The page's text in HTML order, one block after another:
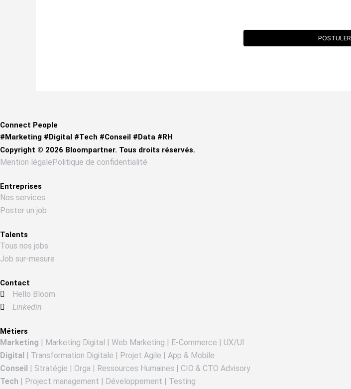
POSTULER
Connect People
#Marketing #Digital #Tech #Conseil #Data #RH
Copyright © 2026 Bloompartner. Tous droits réservés.
Mention légalePolitique de confidentialité
Entreprises
Nos services
Poster un job
Talents
Tous nos jobs
Job sur-mesure
Contact
Hello Bloom
Linkedin
Métiers
Marketing | Marketing Digital | Web Marketing | E-Commerce | UX/UI
Digital | Transformation Digitale | Projet Agile | App & Mobile
Conseil | Stratégie | Orga | Ressources Humaines | CIO & CTO Advisory
Tech | Project management | Développement | Testing